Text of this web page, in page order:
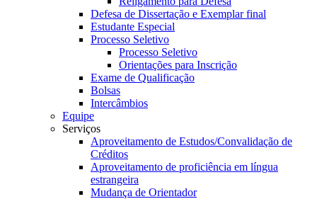
Defesa de Dissertação e Exemplar final
Estudante Especial
Processo Seletivo
Processo Seletivo
Orientações para Inscrição
Exame de Qualificação
Bolsas
Intercâmbios
Equipe
Serviços
Aproveitamento de Estudos/Convalidação de
Créditos
Aproveitamento de proficiência em língua
estrangeira
Mudança de Orientador